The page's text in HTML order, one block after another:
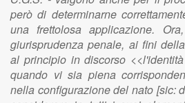
però di determinarne
una frettolosa applicazione.
giurisprudenza penale, ai fini
al principio in discorso
quando vi sia piena
nella configurazione del nato [sic: